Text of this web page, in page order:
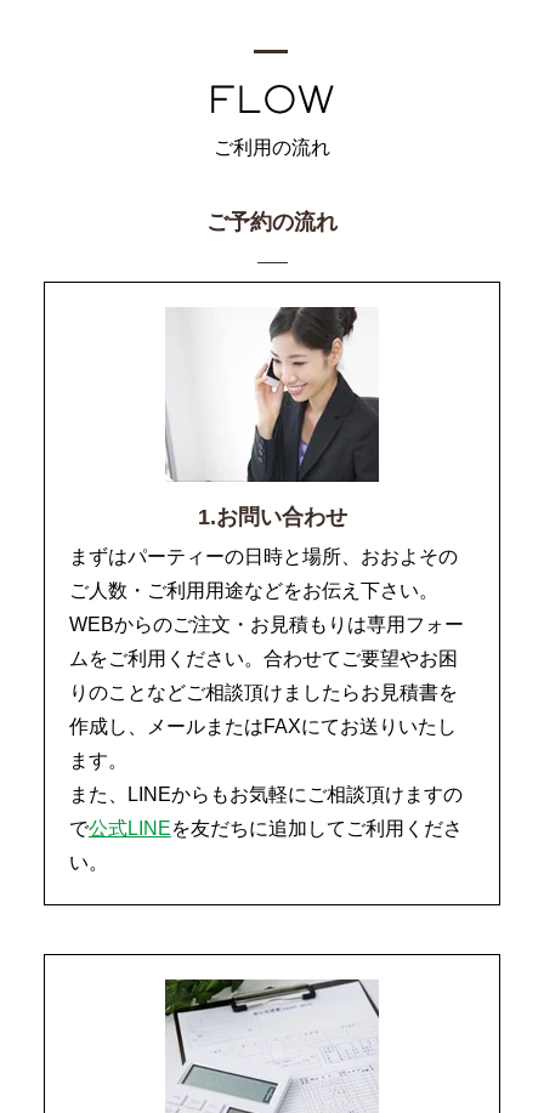
ご利用の流れ
ご予約の流れ
1.お問い合わせ
まずはパーティーの日時と場所、おおよその
ご人数・ご利用用途などをお伝え下さい。
WEBからのご注文・お見積もりは専用フォー
ムをご利用ください。合わせてご要望やお困
りのことなどご相談頂けましたらお見積書を
作成し、メールまたはFAXにてお送りいたし
ます。
また、LINEからもお気軽にご相談頂けますの
で公式LINEを友だちに追加してご利用くださ
い。